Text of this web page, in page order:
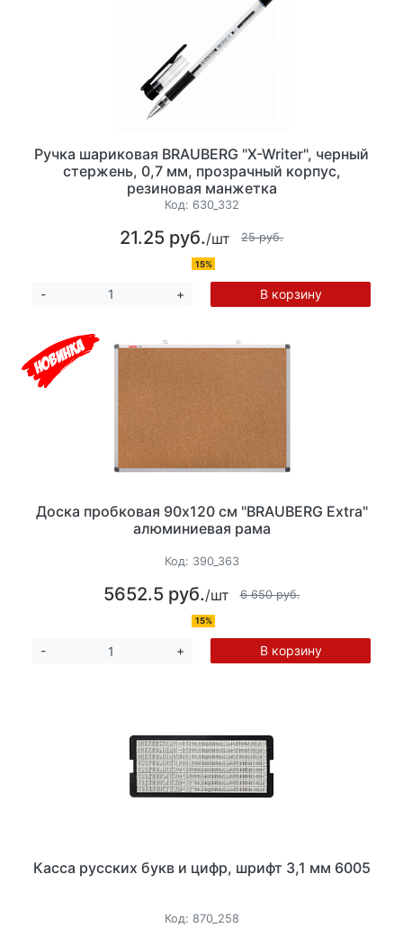
Ручка шариковая BRAUBERG "X-Writer", черный
стержень, 0,7 мм, прозрачный корпус,
резиновая манжетка
Код: 630_332
21.25 руб./шт 25 руб.
15%
- + В корзину
Доска пробковая 90х120 см "BRAUBERG Extra"
алюминиевая рама
Код: 390_363
5652.5 руб./шт 6 650 руб.
15%
- + В корзину
Касса русских букв и цифр, шрифт 3,1 мм 6005
Код: 870_258